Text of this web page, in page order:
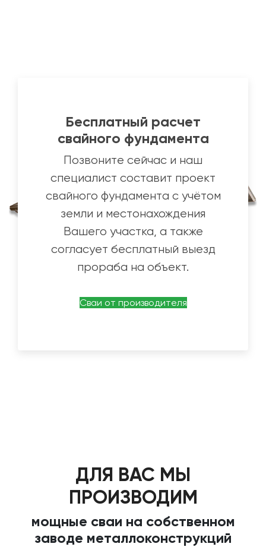
Бесплатный расчет
свайного фундамента
Позвоните сейчас и наш
специалист составит проект
свайного фундамента с учётом
земли и местонахождения
Вашего участка, а также
согласует бесплатный выезд
прораба на объект.
Сваи от производителя
ДЛЯ ВАС МЫ
ПРОИЗВОДИМ
мощные сваи на собственном
заводе металлоконструкций